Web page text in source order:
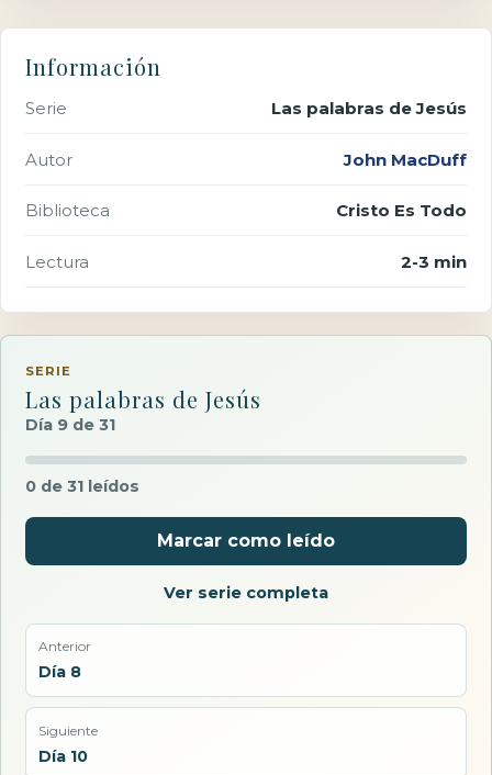
Información
Serie Las palabras de Jesús
Autor John MacDuff
Biblioteca Cristo Es Todo
Lectura 2-3 min
SERIE
Las palabras de Jesús
Día 9 de 31
0 de 31 leídos
Marcar como leído
Ver serie completa
Anterior
Día 8
Siguiente
Día 10